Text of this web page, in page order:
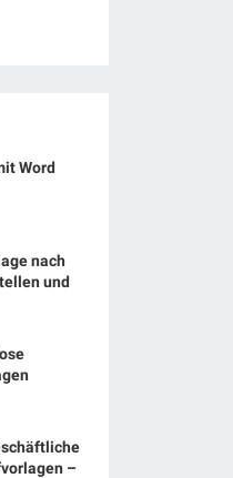
Word
nach
und
–